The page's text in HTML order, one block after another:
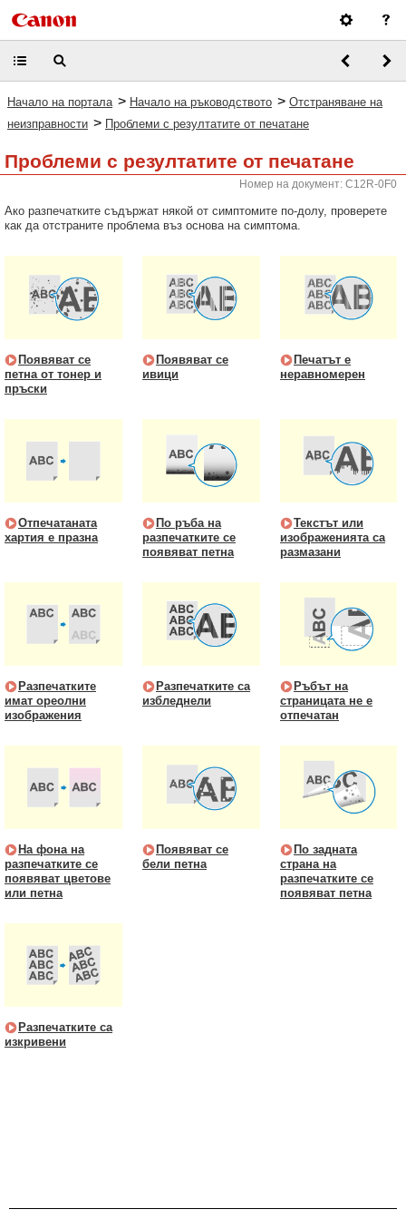
Начало на портала > Начало на ръководството > Отстраняване на
неизправности > Проблеми с резултатите от печатане
Проблеми с резултатите от печатане
Номер на документ: C12R-0F0
Ако разпечатките съдържат някой от симптомите по-долу, проверете
как да отстраните проблема въз основа на симптома.
Появяват се
петна от тонер и
пръски
Появяват се
ивици
Печатът е
неравномерен
Отпечатаната
хартия е празна
По ръба на
разпечатките се
появяват петна
Текстът или
изображенията са
размазани
Разпечатките
имат ореолни
изображения
Разпечатките са
избледнели
Ръбът на
страницата не е
отпечатан
На фона на
разпечатките се
появяват цветове
или петна
Появяват се
бели петна
По задната
страна на
разпечатките се
появяват петна
Разпечатките са
изкривени